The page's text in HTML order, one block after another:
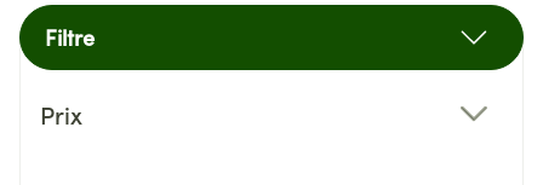
Filtre
Prix